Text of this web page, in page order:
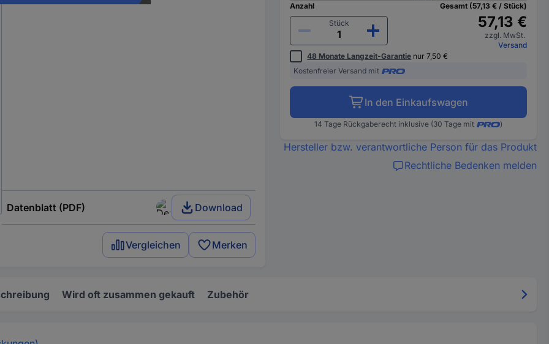
Datenblatt (PDF) Download
Vergleichen Merken
Anzahl
Stück
Gesamt (57,13 € / Stück)
57,13 €
zzgl. MwSt.
Versand
48 Monate Langzeit-Garantie nur 7,50 €
Kostenfreier Versand mit
In den Einkaufswagen
14 Tage Rückgaberecht inklusive (30 Tage mit )
Hersteller bzw. verantwortliche Person für das Produkt
Rechtliche Bedenken melden
Wird oft zusammen gekauft Zubehör